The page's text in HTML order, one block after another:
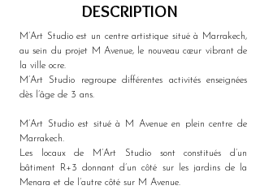
DESCRIPTION
M’Art Studio est un centre artistique situé à Marrakech,
au sein du projet M Avenue, le nouveau cœur vibrant de
la ville ocre.
M’Art Studio regroupe différentes activités enseignées
dès l’âge de 3 ans.
M’Art Studio est situé à M Avenue en plein centre de
Marrakech.
Les locaux de M’Art Studio sont constitués d’un
bâtiment R+3 donnant d’un côté sur les jardins de la
Menara et de l’autre côté sur M Avenue.